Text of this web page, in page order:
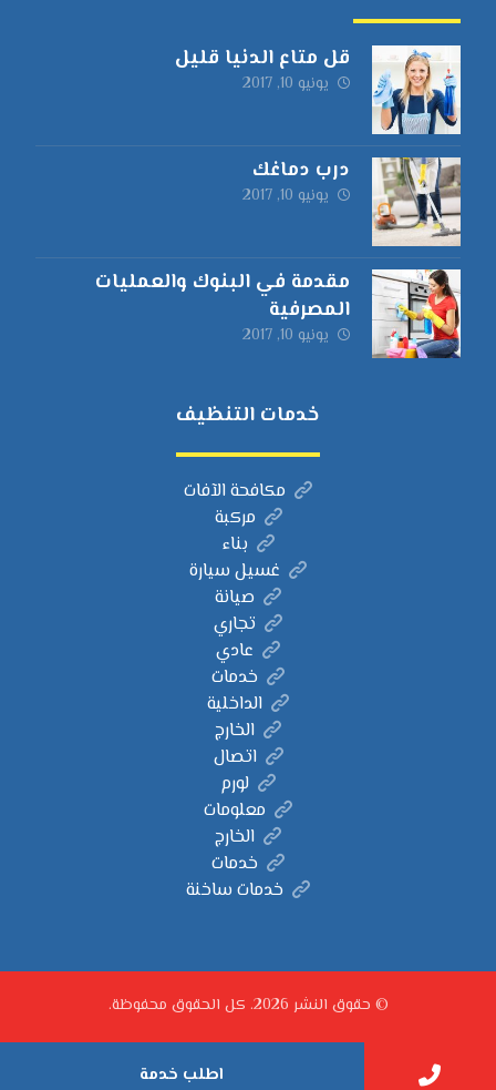
قل متاع الدنيا قليل
يونيو 10, 2017
درب دماغك
يونيو 10, 2017
مقدمة في البنوك والعمليات
المصرفية
يونيو 10, 2017
خدمات التنظيف
مكافحة الآفات
مركبة
بناء
غسيل سيارة
صيانة
تجاري
عادي
خدمات
الداخلية
الخارج
اتصال
لورم
معلومات
الخارج
خدمات
خدمات ساخنة
© حقوق النشر 2026. كل الحقوق محفوظة.
اطلب خدمة